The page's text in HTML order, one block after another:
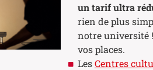
un tarif ultra
rien de plus
notre université
vos places.
LesCentres